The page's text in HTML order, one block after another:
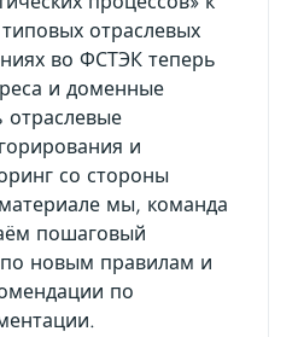
отраслевых
во ФСТЭК теперь
и доменные
и
со стороны
мы, команда
пошаговый
новым правилам и
по